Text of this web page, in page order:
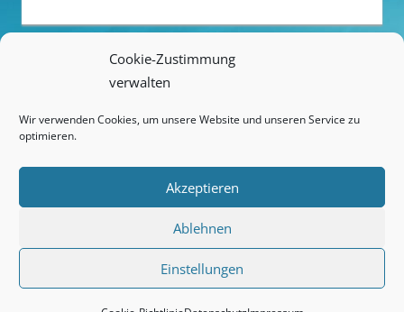
Cookie-Zustimmung
verwalten
Wir verwenden Cookies, um unsere Website und unseren Service zu
optimieren.
Akzeptieren
Ablehnen
Einstellungen
ANREISE / ÜBERNACHTUNG
IMPRESSUM
DATENSCHUTZ
COOKIE-RICHTLINIE (EU)